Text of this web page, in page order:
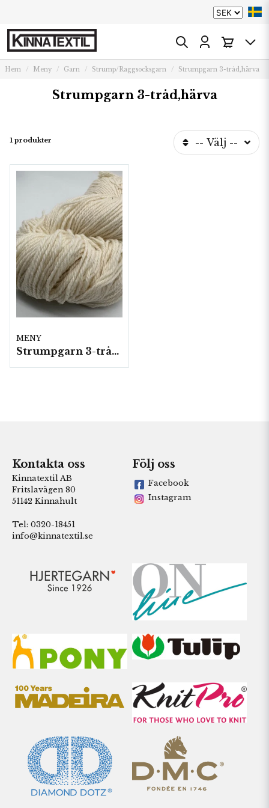
Hem Meny Garn Strump/Raggsocksgarn Strumpgarn 3-tråd,härva
Strumpgarn 3-tråd,härva
1 produkter -- Välj --
MENY
Strumpgarn 3-trådar 100 gram/härvor
Kontakta oss
Kinnatextil AB
Fritslavägen 80
51142 Kinnahult
Tel: 0320-18451
info@kinnatextil.se
Följ oss
Facebook
Instagram